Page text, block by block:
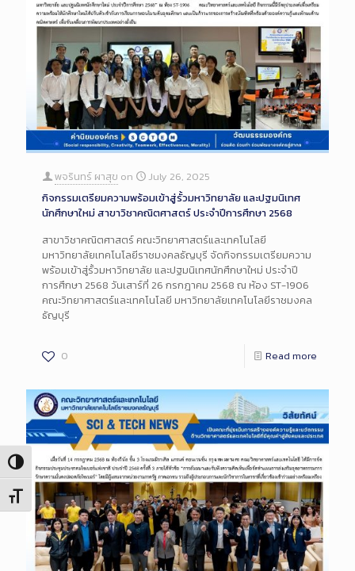
Toggle High Contrast
Toggle Font size
พจรินทร์ ผาสุข on
July 26, 2025
กิจกรรมเตรียมความพร้อมเข้าสู่รั้วมหาวิทยาลัย และปฐมนิเทศ
นักศึกษาใหม่ สาขาวิชาคณิตศาสตร์ ประจำปีการศึกษา 2568
สาขาวิชาคณิตศาสตร์ คณะวิทยาศาสตร์และเทคโนโลยี
มหาวิทยาลัยเทคโนโลยีราชมงคลธัญบุรี จัดกิจกรรมเตรียมความ
พร้อมเข้าสู่รั้วมหาวิทยาลัย และปฐมนิเทศนักศึกษาใหม่ ประจำปี
การศึกษา 2568 วันเสาร์ที่ 26 กรกฎาคม 2568 ณ ห้อง ST-1906
คณะวิทยาศาสตร์และเทคโนโลยี มหาวิทยาลัยเทคโนโลยีราชมงคล
ธัญบุรี
0 Read more